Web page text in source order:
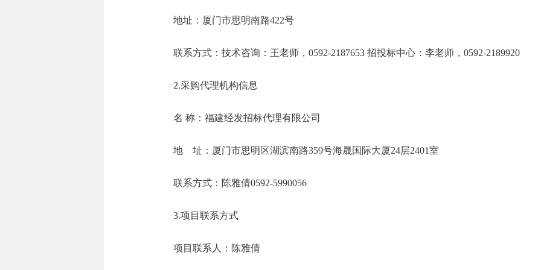
地址：厦门市思明南路422号
联系方式：技术咨询：王老师，0592-2187653 招投标中心：李老师，0592-
2.采购代理机构信息
名 称：福建经发招标代理有限公司
地 址：厦门市思明区湖滨南路359号海晟国际大厦24层2401
联系方式：陈雅倩0592-5990056
3.项目联系方式
项目联系人：陈雅倩